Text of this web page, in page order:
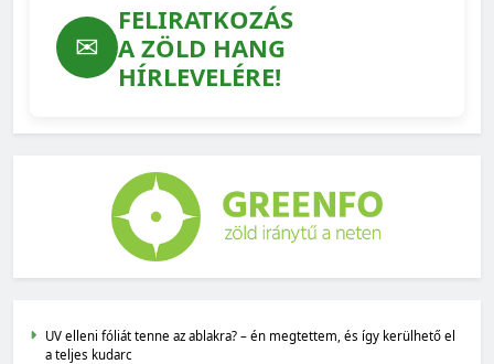
✉
FELIRATKOZÁS
A ZÖLD HANG
HÍRLEVELÉRE!
UV elleni fóliát tenne az ablakra? – én megtettem, és így kerülhető el
a teljes kudarc